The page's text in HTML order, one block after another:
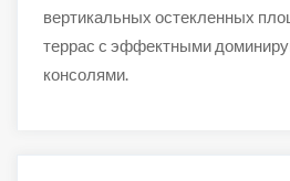
вертикальных остекленных
террас с эффектными
консолями.